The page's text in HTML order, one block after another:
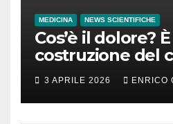
MEDICINA NEWS SCIENTIFICHE
Cos’è il dolore?
costruzione del
3 APRILE 2026 ENRICO